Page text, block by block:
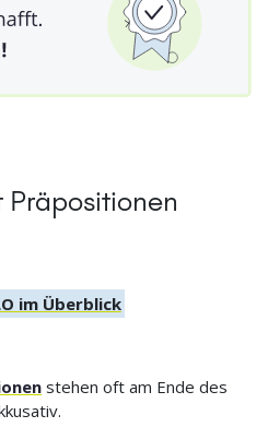
im Überblick
stehen oft am Ende des